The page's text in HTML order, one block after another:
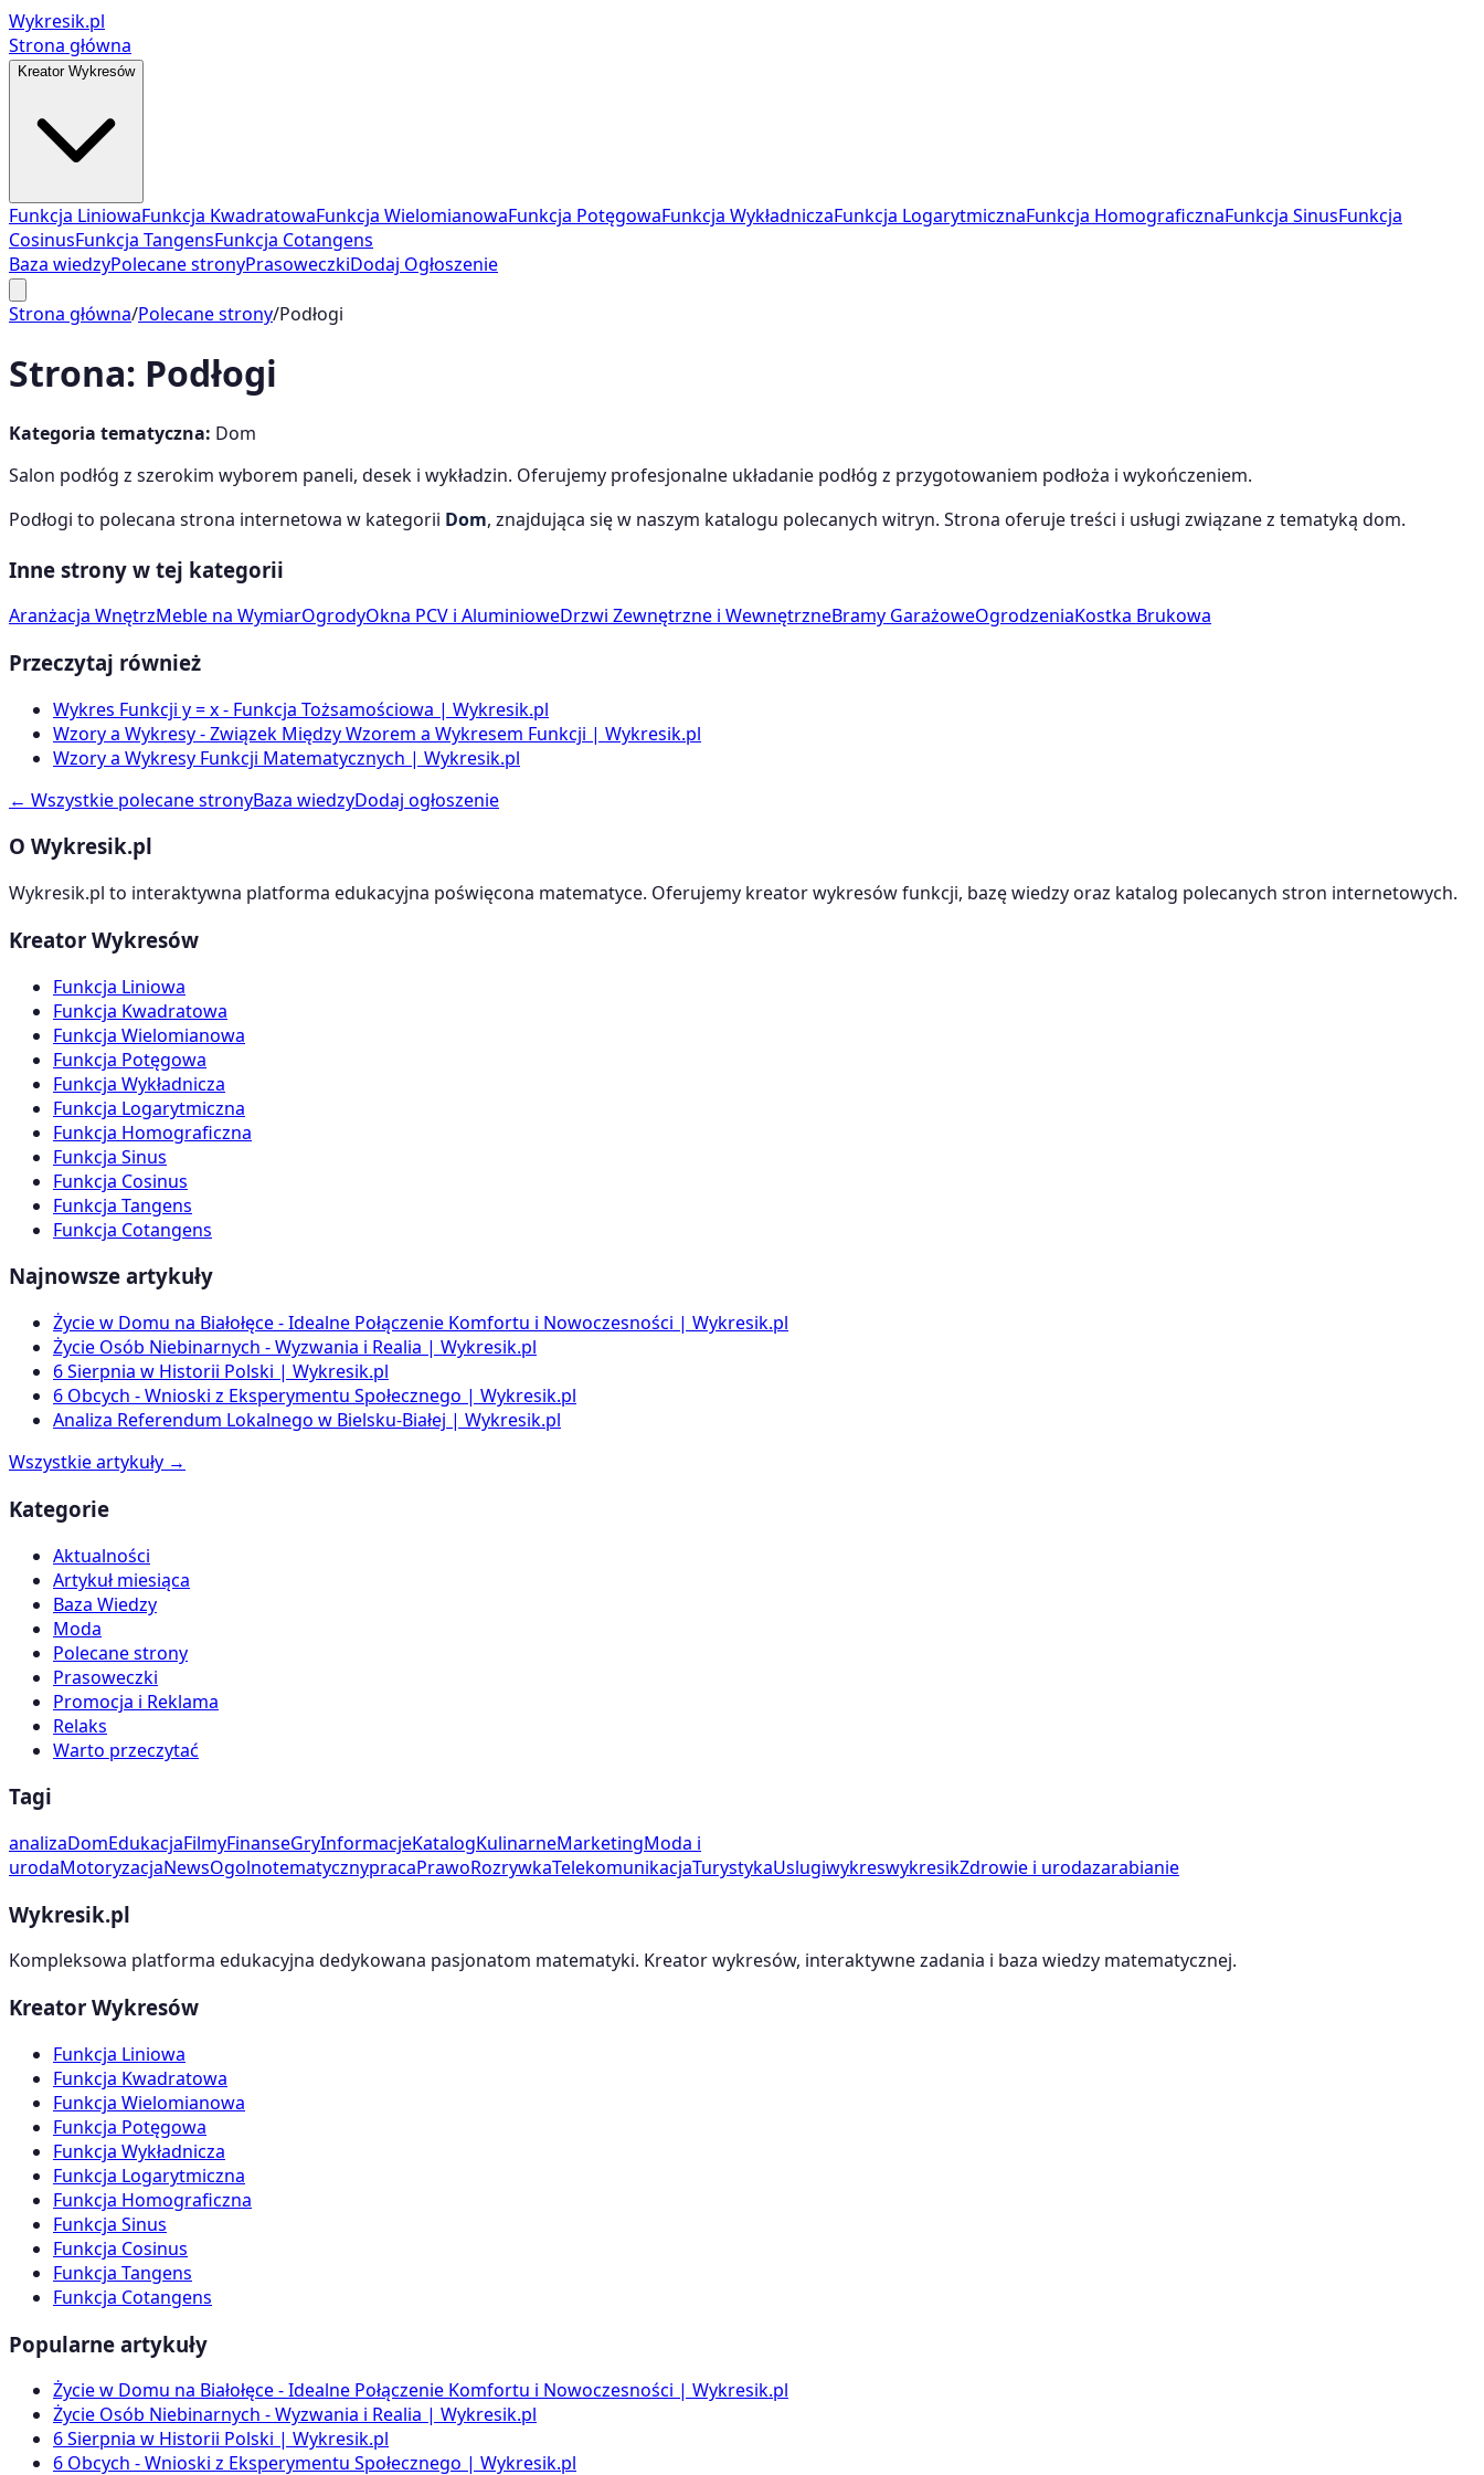
Wykresik.pl
Strona główna
Kreator Wykresów
Funkcja LiniowaFunkcja KwadratowaFunkcja WielomianowaFunkcja PotęgowaFunkcja WykładniczaFunkcja LogarytmicznaFunkcja HomograficznaFunkcja SinusFunkcja
CosinusFunkcja TangensFunkcja Cotangens
Baza wiedzyPolecane stronyPrasoweczkiDodaj Ogłoszenie
Strona główna/Polecane strony/Podłogi
Strona: Podłogi
Kategoria tematyczna: Dom
Salon podłóg z szerokim wyborem paneli, desek i wykładzin. Oferujemy profesjonalne układanie podłóg z przygotowaniem podłoża i wykończeniem.
Podłogi to polecana strona internetowa w kategorii Dom, znajdująca się w naszym katalogu polecanych witryn. Strona oferuje treści i usługi związane z tematyką dom.
Inne strony w tej kategorii
Aranżacja WnętrzMeble na WymiarOgrodyOkna PCV i AluminioweDrzwi Zewnętrzne i WewnętrzneBramy GarażoweOgrodzeniaKostka Brukowa
Przeczytaj również
Wykres Funkcji y = x - Funkcja Tożsamościowa | Wykresik.pl
Wzory a Wykresy - Związek Między Wzorem a Wykresem Funkcji | Wykresik.pl
Wzory a Wykresy Funkcji Matematycznych | Wykresik.pl
← Wszystkie polecane stronyBaza wiedzyDodaj ogłoszenie
O Wykresik.pl
Wykresik.pl to interaktywna platforma edukacyjna poświęcona matematyce. Oferujemy kreator wykresów funkcji, bazę wiedzy oraz katalog polecanych stron internetowych.
Kreator Wykresów
Funkcja Liniowa
Funkcja Kwadratowa
Funkcja Wielomianowa
Funkcja Potęgowa
Funkcja Wykładnicza
Funkcja Logarytmiczna
Funkcja Homograficzna
Funkcja Sinus
Funkcja Cosinus
Funkcja Tangens
Funkcja Cotangens
Najnowsze artykuły
Życie w Domu na Białołęce - Idealne Połączenie Komfortu i Nowoczesności | Wykresik.pl
Życie Osób Niebinarnych - Wyzwania i Realia | Wykresik.pl
6 Sierpnia w Historii Polski | Wykresik.pl
6 Obcych - Wnioski z Eksperymentu Społecznego | Wykresik.pl
Analiza Referendum Lokalnego w Bielsku-Białej | Wykresik.pl
Wszystkie artykuły →
Kategorie
Aktualności
Artykuł miesiąca
Baza Wiedzy
Moda
Polecane strony
Prasoweczki
Promocja i Reklama
Relaks
Warto przeczytać
Tagi
analizaDomEdukacjaFilmyFinanseGryInformacjeKatalogKulinarneMarketingModa i
urodaMotoryzacjaNewsOgolnotematycznypracaPrawoRozrywkaTelekomunikacjaTurystykaUslugiwykreswykresikZdrowie i urodazarabianie
Wykresik.pl
Kompleksowa platforma edukacyjna dedykowana pasjonatom matematyki. Kreator wykresów, interaktywne zadania i baza wiedzy matematycznej.
Kreator Wykresów
Funkcja Liniowa
Funkcja Kwadratowa
Funkcja Wielomianowa
Funkcja Potęgowa
Funkcja Wykładnicza
Funkcja Logarytmiczna
Funkcja Homograficzna
Funkcja Sinus
Funkcja Cosinus
Funkcja Tangens
Funkcja Cotangens
Popularne artykuły
Życie w Domu na Białołęce - Idealne Połączenie Komfortu i Nowoczesności | Wykresik.pl
Życie Osób Niebinarnych - Wyzwania i Realia | Wykresik.pl
6 Sierpnia w Historii Polski | Wykresik.pl
6 Obcych - Wnioski z Eksperymentu Społecznego | Wykresik.pl